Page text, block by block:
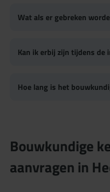
Wat als er gebreken
Kan ik erbij zijn tijdens de
Hoe lang is het
Bouwkundige
aanvragen in